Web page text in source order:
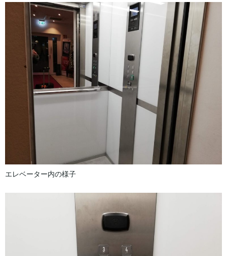
エレベーター内の様子